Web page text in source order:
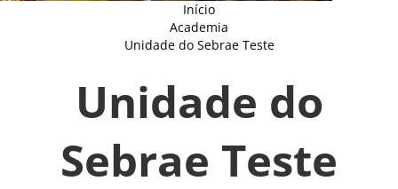
Início
Academia
Unidade do Sebrae Teste
Unidade do
Sebrae Teste